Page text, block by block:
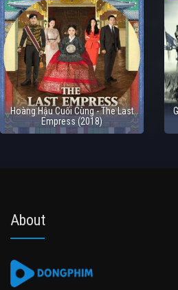
Hoàng Hậu Cuối Cùng - The Last
Empress (2018)
About